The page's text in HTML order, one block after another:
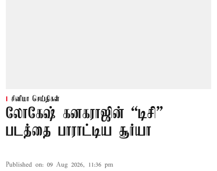
சினிமா செய்திகள்
லோகேஷ் கனகராஜின் “டிசி”
படத்தை பாராட்டிய சூர்யா
Published on: 09 Aug 2026, 11:36 pm